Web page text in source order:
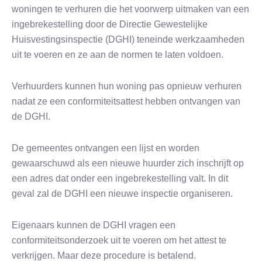
woningen te verhuren die het voorwerp uitmaken van een
ingebrekestelling door de Directie Gewestelijke
Huisvestingsinspectie (DGHI) teneinde werkzaamheden
uit te voeren en ze aan de normen te laten voldoen.
Verhuurders kunnen hun woning pas opnieuw verhuren
nadat ze een conformiteitsattest hebben ontvangen van
de DGHI.
De gemeentes ontvangen een lijst en worden
gewaarschuwd als een nieuwe huurder zich inschrijft op
een adres dat onder een ingebrekestelling valt. In dit
geval zal de DGHI een nieuwe inspectie organiseren.
Eigenaars kunnen de DGHI vragen een
conformiteitsonderzoek uit te voeren om het attest te
verkrijgen. Maar deze procedure is betalend.